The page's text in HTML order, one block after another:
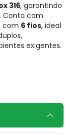
316, garantindo
Conta com
com 6 fios, ideal
exigentes.